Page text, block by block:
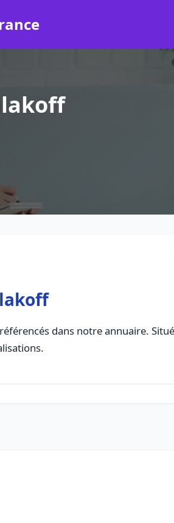
référencés dans notre annuaire.